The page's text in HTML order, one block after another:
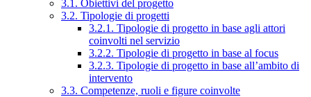
3.1. Obiettivi del progetto
3.2. Tipologie di progetti
3.2.1. Tipologie di progetto in base agli attori
coinvolti nel servizio
3.2.2. Tipologie di progetto in base al focus
3.2.3. Tipologie di progetto in base all’ambito di
intervento
3.3. Competenze, ruoli e figure coinvolte